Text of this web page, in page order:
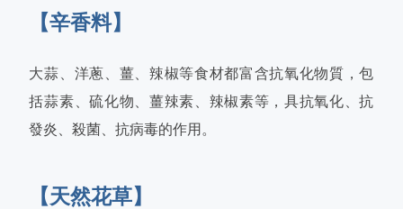
【辛香料】
大蒜、洋蔥、薑、辣椒等食材都富含抗氧化物質，包
括蒜素、硫化物、薑辣素、辣椒素等，具抗氧化、抗
發炎、殺菌、抗病毒的作用。
【天然花草】